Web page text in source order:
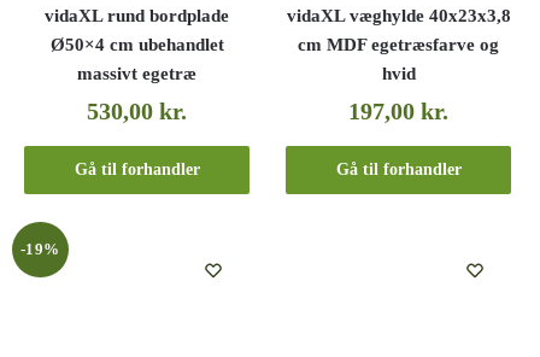
vidaXL rund bordplade
Ø50×4 cm ubehandlet
massivt egetræ
530,00kr.
Gå til forhandler
vidaXL væghylde 40x23x3,8
cm MDF egetræsfarve og
hvid
197,00kr.
Gå til forhandler
-19%